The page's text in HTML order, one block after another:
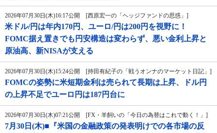
2026年07月30日(木)16:17公開 [西原宏一の「ヘッジファンドの思惑」]
米ドル/円は年内170円、ユーロ/円は200円を視野に！
FOMC据え置きでも円安構造は変わらず、悪い金利上昇と
原油高、新NISAが支える
2026年07月30日(木)15:24公開 [持田有紀子の「戦うオンナのマーケット日記」]
FOMCの姿勢に米短期金利は売られて長期は上昇、ドル円
の上昇不足でユーロ円は187円台に
2026年07月30日(木)07:21公開 [FX・羊飼いの「今日の為替はこれで動く！」]
7月30日(木)■『米国の金融政策の発表明けでの各市場の反